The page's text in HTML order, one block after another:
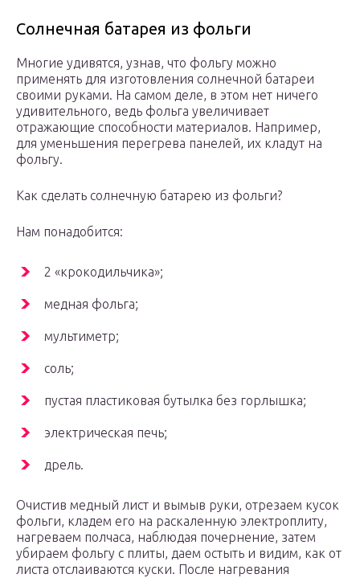
Солнечная батарея из фольги
Многие удивятся, узнав, что фольгу можно
применять для изготовления солнечной батареи
своими руками. На самом деле, в этом нет ничего
удивительного, ведь фольга увеличивает
отражающие способности материалов. Например,
для уменьшения перегрева панелей, их кладут на
фольгу.
Как сделать солнечную батарею из фольги?
Нам понадобится:
2 «крокодильчика»;
медная фольга;
мультиметр;
соль;
пустая пластиковая бутылка без горлышка;
электрическая печь;
дрель.
Очистив медный лист и вымыв руки, отрезаем кусок
фольги, кладем его на раскаленную электроплиту,
нагреваем полчаса, наблюдая почернение, затем
убираем фольгу с плиты, даем остыть и видим, как от
листа отслаиваются куски. После нагревания